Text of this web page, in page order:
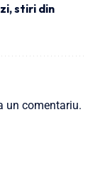
,stiri din
un comentariu.